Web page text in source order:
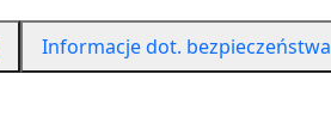
Informacje dot. bezpieczeństwa